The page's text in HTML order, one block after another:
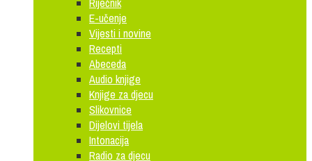
E-učenje
Vijesti i novine
Recepti
Abeceda
Audio knjige
Knjige za djecu
Slikovnice
Dijelovi tijela
Intonacija
Radio za djecu